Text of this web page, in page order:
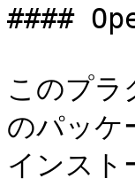
####
このプ
のパッケ
インスト